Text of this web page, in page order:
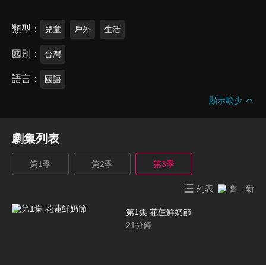
類型 兒童 戶外 生活
國別 台灣
語言 國語
顯示較少
劇集列表
第1季 第2季 第3季
列表 舊→新
第1集 花蓮鮮奶節
21分鐘